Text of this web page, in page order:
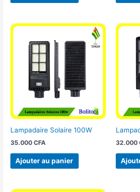
Lampadaire Solaire 100W
35.000CFA
Ajouter au panier
32.000